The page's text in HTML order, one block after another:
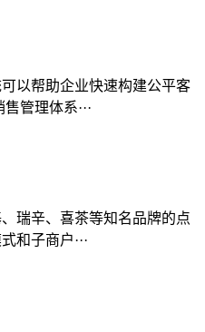
以帮助企业快速构建公平客
管理体系···
瑞辛、喜茶等知名品牌的点
和子商户···